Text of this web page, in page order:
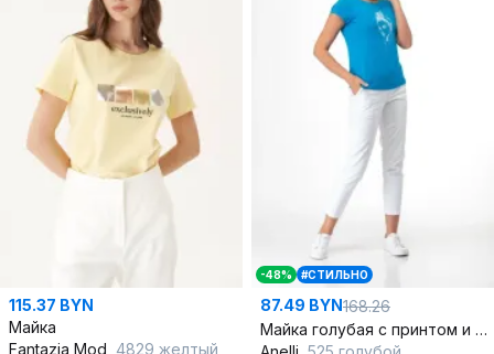
115.37 BYN
Майка
Fantazia Mod 4829 желтый
-48% #СТИЛЬНО
87.49 BYN168.26
Майка голубая с принтом и отделкой бантом